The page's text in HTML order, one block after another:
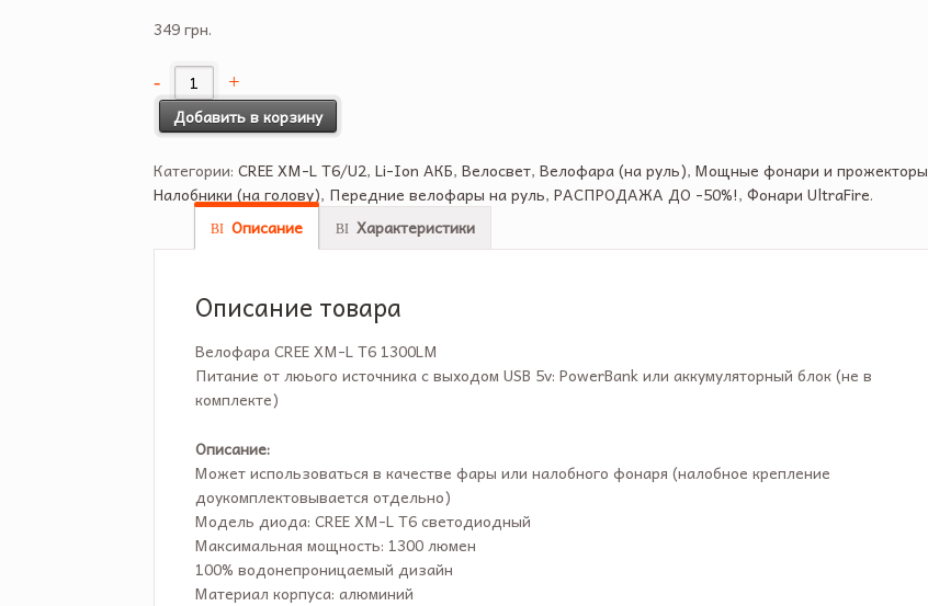
349 грн.
Добавить в корзину
Категории:CREE XM-L T6/U2,Li-Ion АКБ,Велосвет,Велофара (на руль),Мощные фонари и прожекторы
Налобники (на голову), Передние велофары на руль,РАСПРОДАЖА ДО -50%!,Фонари UltraFire.
Описание
Характеристики
Описание товара
Велофара CREE XM-L T6 1300LM
Питание от люього источника с выходом USB 5v: PowerBank или аккумуляторный блок (не в
комплекте)
Описание:
Может использоваться в качестве фары или налобного фонаря (налобное крепление
доукомплектовывается отдельно)
Модель диода: CREE XM-L T6 светодиодный
Максимальная мощность: 1300 люмен
100% водонепроницаемый дизайн
Материал корпуса: алюминий